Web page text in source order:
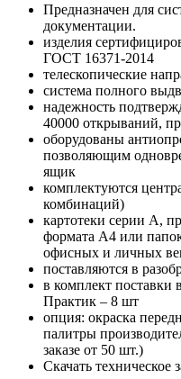
Предназначен для
документации.
изделия
ГОСТ 16371-2014
телескопические
система полного
надежность
40000 открываний,
оборудованы
позволяющим
ящик
комплектуются
комбинаций)
картотеки серии А,
формата А4 или
офисных и личных
поставляются в
в комплект поставки
Практик – 8 шт
опция: окраска
палитры
заказе от 50 шт.)
Скачать техническое